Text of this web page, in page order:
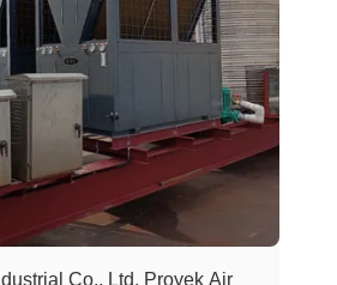
Co., Ltd. Proyek Air